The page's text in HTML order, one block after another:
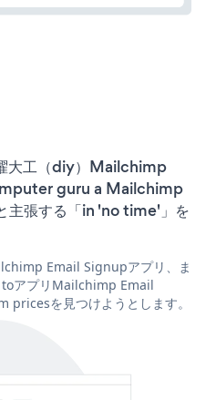
大工（diy）Mailchimp
guru a Mailchimp
主張する「in 'no time'」を
Email Signupアプリ、ま
アプリMailchimp Email
を見つけようとします。